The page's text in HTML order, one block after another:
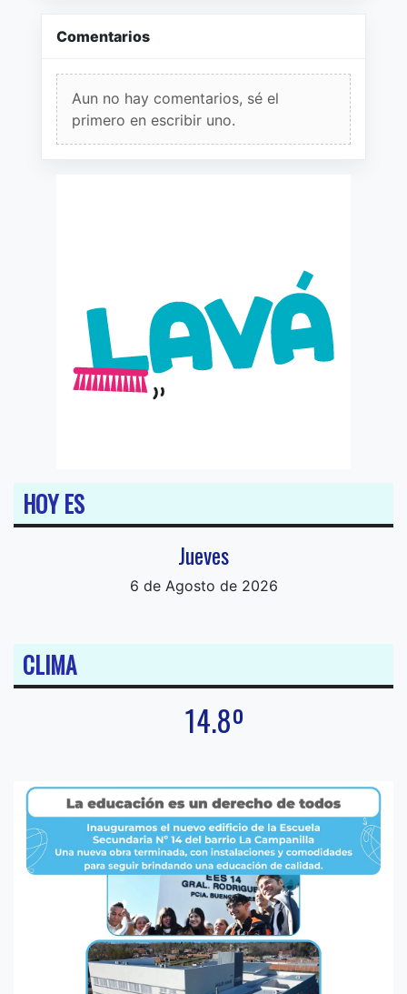
Comentarios
Aun no hay comentarios, sé el
primero en escribir uno.
HOY ES
Jueves
6 de Agosto de 2026
CLIMA
14.8º